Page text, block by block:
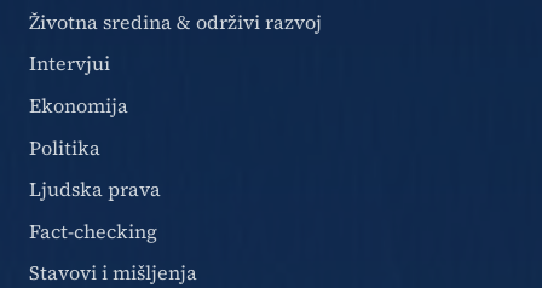
Životna sredina & održivi razvoj
Intervjui
Ekonomija
Politika
Ljudska prava
Fact-checking
Stavovi i mišljenja